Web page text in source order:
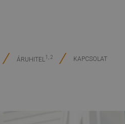
ÁRUHITEL1, 2 KAPCSOLAT